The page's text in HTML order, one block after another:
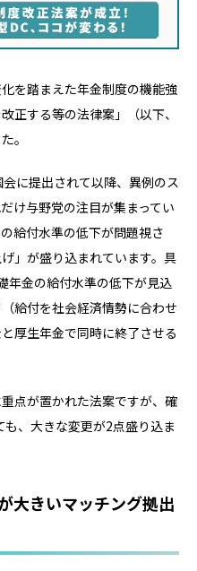
を踏まえた年金制度の機能強
正する等の法律案」（以下、
。
に提出されて以降、異例のス
け与野党の注目が集まってい
給付水準の低下が問題視さ
」が盛り込まれています。具
年金の給付水準の低下が見込
給付を社会経済情勢に合わせ
厚生年金で同時に終了させる
点が置かれた法案ですが、確
、大きな変更が2点盛り込ま
大きいマッチング拠出